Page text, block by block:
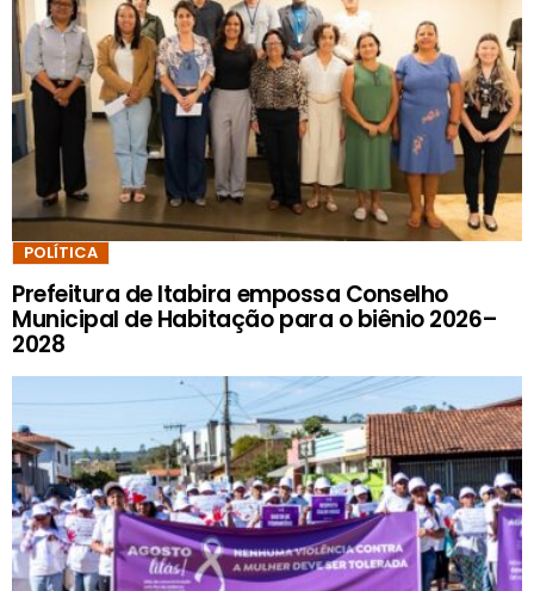
POLÍTICA
Prefeitura de Itabira empossa Conselho
Municipal de Habitação para o biênio 2026–
2028